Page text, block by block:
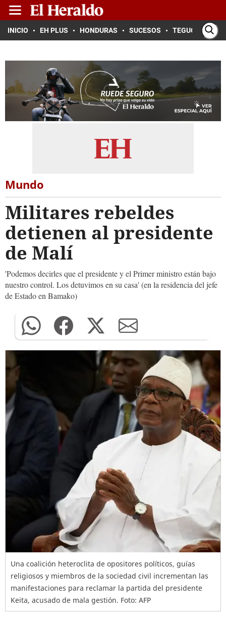
INICIO EH PLUS HONDURAS SUCESOS TEGUCIGALPA
Mundo
Militares rebeldes
detienen al presidente
de Malí
'Podemos decirles que el presidente y el Primer ministro están bajo
nuestro control. Los detuvimos en su casa' (en la residencia del jefe
de Estado en Bamako)
Una coalición heteroclita de opositores políticos, guías
religiosos y miembros de la sociedad civil incrementan las
manifestaciones para reclamar la partida del presidente
Keita, acusado de mala gestión. Foto: AFP